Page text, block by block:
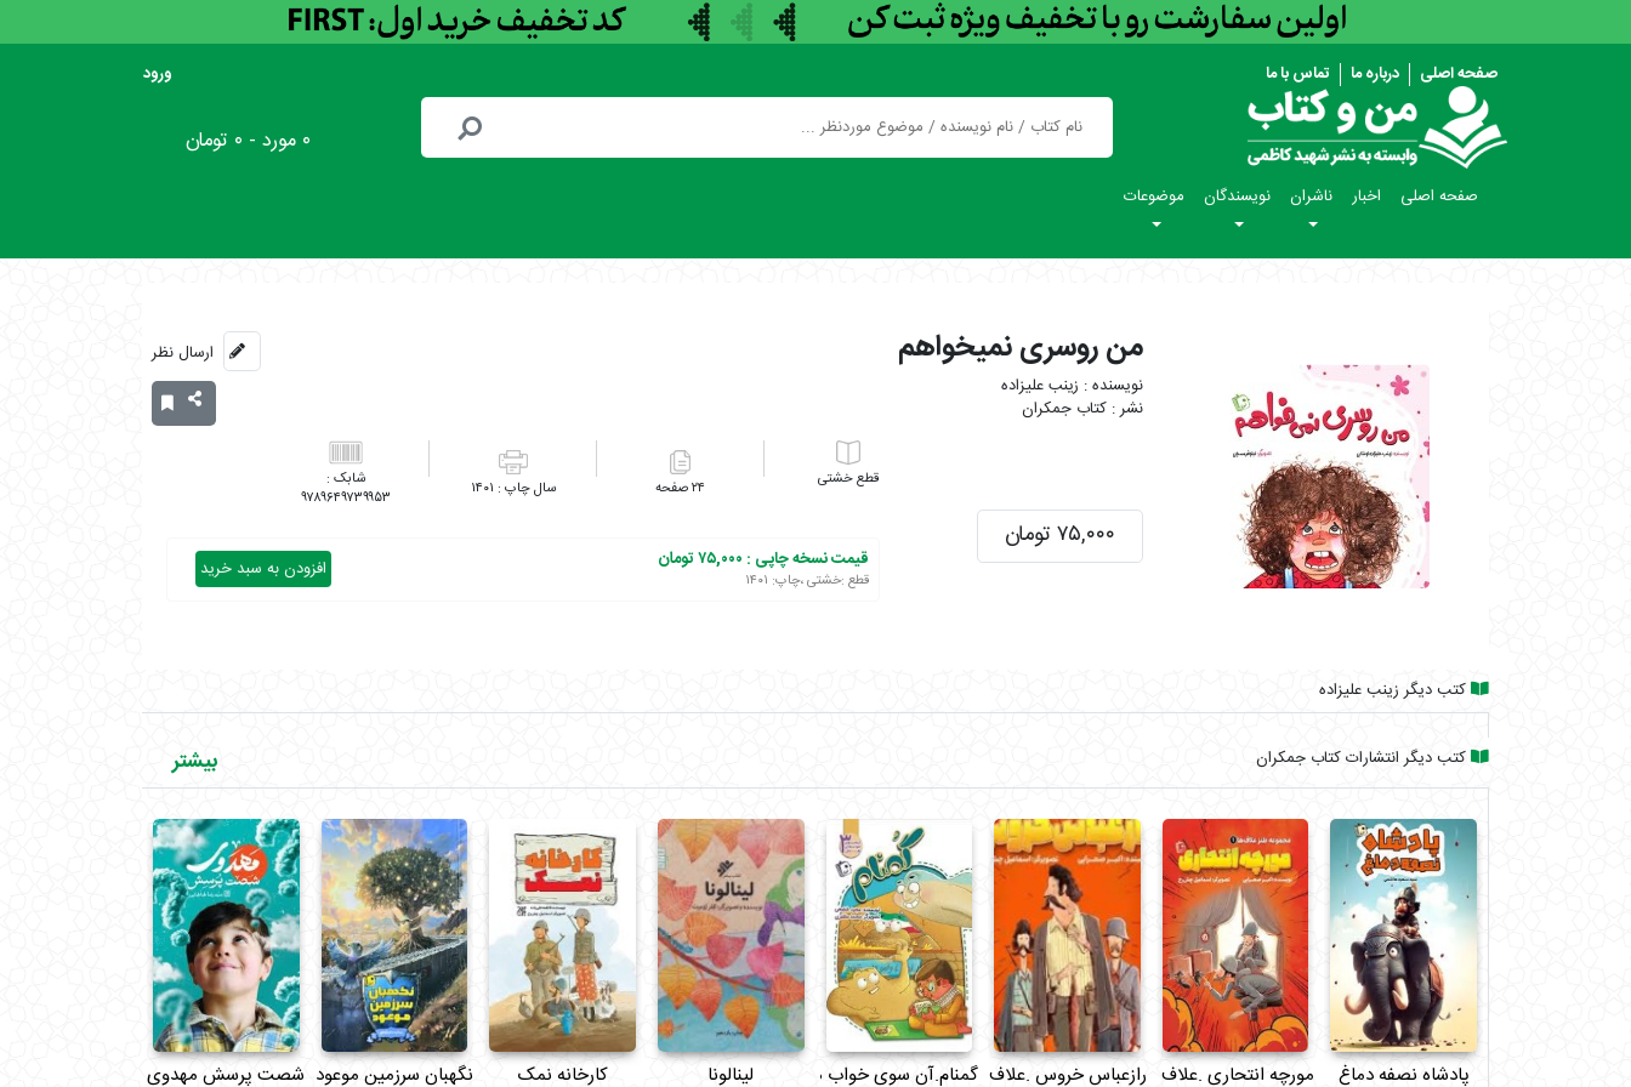
صفحه اصلی درباره ما تماس با ما ورود
۰ مورد - ۰ تومان
صفحه اصلی اخبار ناشران نویسندگان موضوعات
من روسری نمیخواهم
زینب علیزاده
کتاب جمکران
ارسال نظر
۷۵,۰۰۰ تومان
خشتی ۲۴ ۱۴۰۱ ۹۷۸۹۶۴۹۷۳۹۹۵۳
قیمت نسخه چاپی : ۷۵,۰۰۰ تومان
قطع :خشتی ،چاپ: ۱۴۰۱ افزودن به سبد خرید
کتب دیگر زینب علیزاده
کتب دیگر انتشارات کتاب جمکران بیشتر
پادشاه نصفه دماغ مورچه انتحاری .علاف ها1رازعباس خروس .علاف ها2گمنام.آن سوی خواب های نقاش3لینالونا کارخانه نمک نگهبان سرزمین موعود شصت پرسش مهدوی